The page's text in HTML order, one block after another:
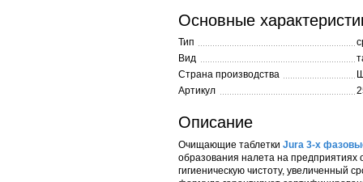
Основные
Тип
Вид
Страна производства
Артикул
Описание
Очищающие таблетки Jura 3-х
образования налета на предприятиях
гигиеническую чистоту, увеличенный